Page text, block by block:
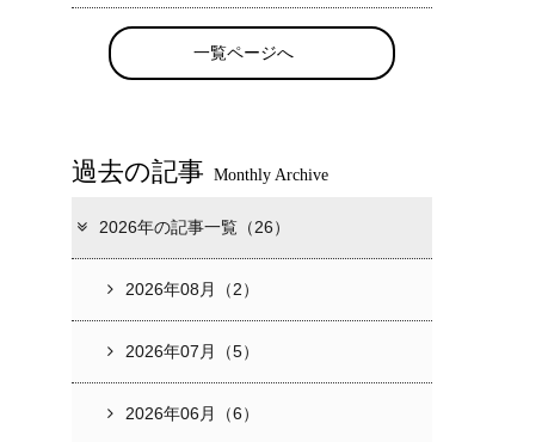
一覧ページへ
過去の記事 Monthly Archive
2026年の記事一覧（26）
2026年08月（2）
2026年07月（5）
2026年06月（6）